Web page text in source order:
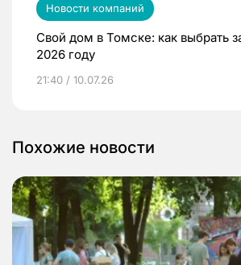
Новости компаний
Свой дом в Томске: как выбрать
2026 году
21:40 / 10.07.26
Похожие новости